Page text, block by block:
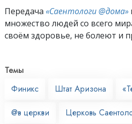
Передача «Саентологи @дома»
множество людей со всего
своём здоровье, не болеют и
Темы
Финикс
Штат Аризона
@в церкви Церковь